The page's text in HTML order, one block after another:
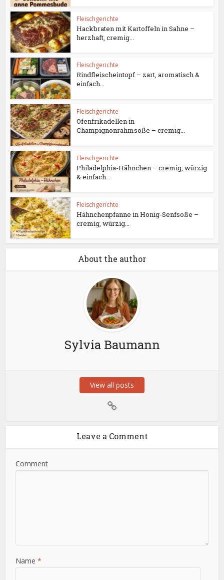
Fleischgerichte
Hackbraten mit Kartoffeln in Sahne –
herzhaft, cremig...
Fleischgerichte
Rindfleischeintopf – zart, aromatisch &
einfach...
Fleischgerichte
Ofenfrikadellen in
Champignonrahmsoße – cremig...
Fleischgerichte
Philadelphia-Hähnchen – cremig, würzig
& einfach...
Fleischgerichte
Hähnchenpfanne in Honig-Senfsoße –
cremig, würzig...
About the author
Sylvia Baumann
View all posts
Leave a Comment
Comment
Name*